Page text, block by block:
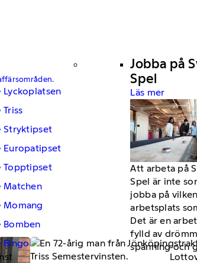
Lyckoplatsen
Triss
Stryktipset
Europatipset
Topptipset
Matchen
Momang
Bomben
Bingo
Jobba på
Spel
Läs mer
Att arbeta på
Spel är inte
jobba på vilken
arbetsplats
Det är en
fylld av
spänning och